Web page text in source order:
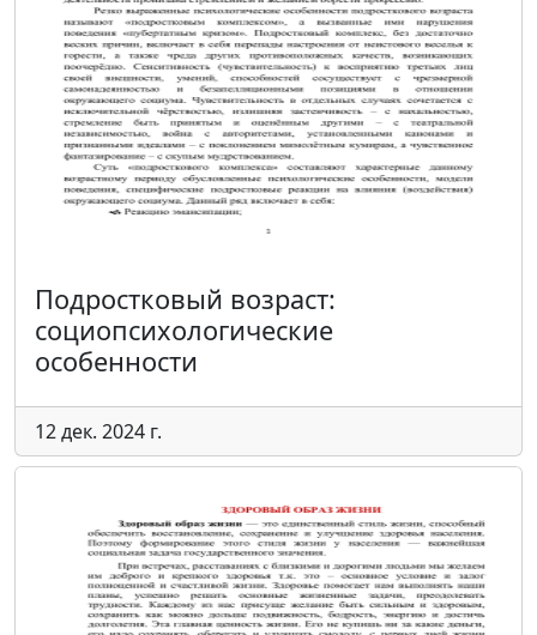
Подростковый возраст:
социопсихологические
особенности
12 дек. 2024 г.